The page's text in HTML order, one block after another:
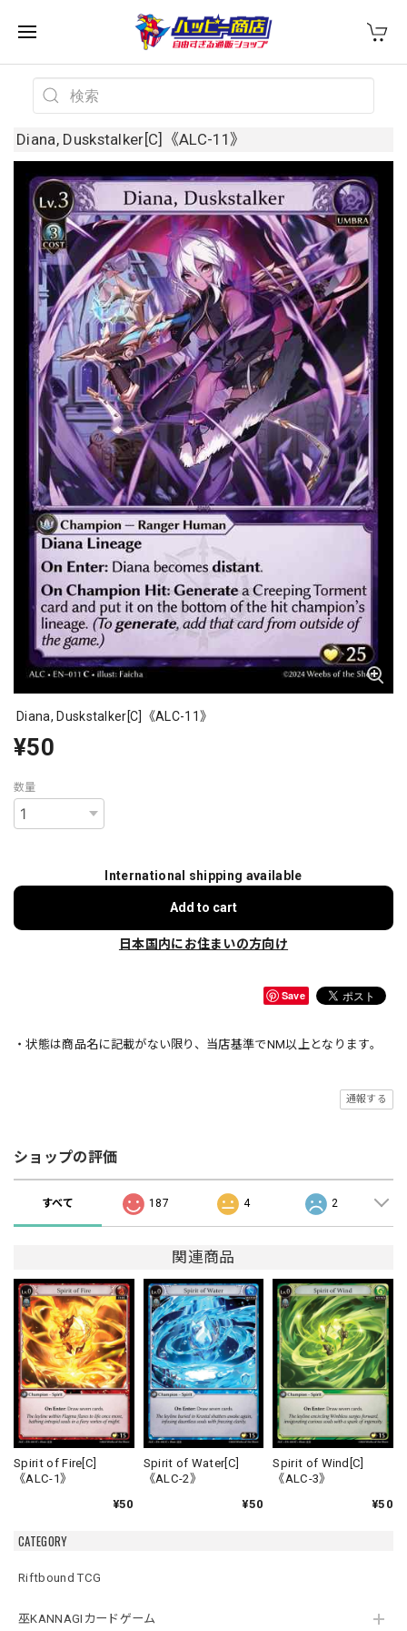
CATEGORY
Riftbound TCG
巫KANNAGIカードゲーム
Diana, Duskstalker[C]《ALC-11》
Diana, Duskstalker[C]《ALC-11》
¥50
数量
International shipping available
Add to cart
日本国内にお住まいの方向け
Save
・状態は商品名に記載がない限り、当店基準でNM以上となります。
通報する
ショップの評価
すべて 187 4 2
関連商品
Spirit of Fire[C]
《ALC-1》
¥50
Spirit of Water[C]
《ALC-2》
¥50
Spirit of Wind[C]
《ALC-3》
¥50